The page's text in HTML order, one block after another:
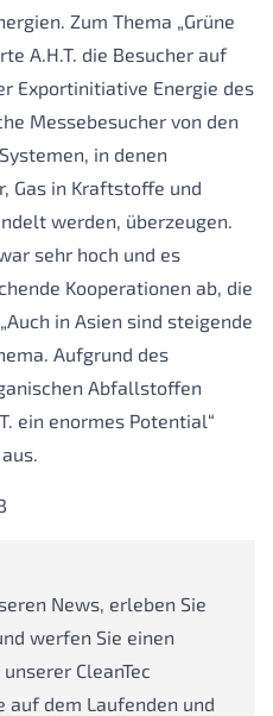
Zum Thema „Grüne
A.H.T. die Besucher auf
Exportinitiative Energie des
Messebesucher von den
in denen
Gas in Kraftstoffe und
werden, überzeugen.
sehr hoch und es
Kooperationen ab, die
in Asien sind steigende
Aufgrund des
Abfallstoffen
ein enormes Potential“
News, erleben Sie
werfen Sie einen
CleanTec
auf dem Laufenden und